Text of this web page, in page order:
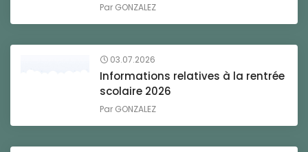
Par GONZALEZ
03.07.2026
Informations relatives à la rentrée
scolaire 2026
Par GONZALEZ